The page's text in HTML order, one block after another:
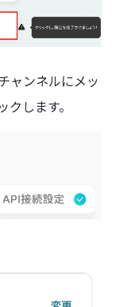
ャンネルにメッ
します。